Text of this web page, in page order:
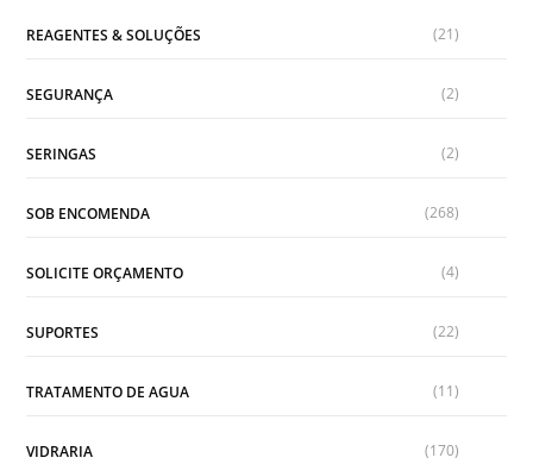
REAGENTES & SOLUÇÕES (21)
SEGURANÇA (2)
SERINGAS (2)
SOB ENCOMENDA (268)
SOLICITE ORÇAMENTO (4)
SUPORTES (22)
TRATAMENTO DE AGUA (11)
VIDRARIA (170)